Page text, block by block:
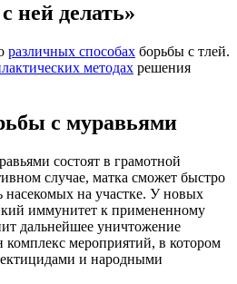
ней делать»
различных способах борьбы с тлей.
методах решения
с муравьями
состоят в грамотной
случае, матка сможет быстро
насекомых на участке. У новых
иммунитет к примененному
дальнейшее уничтожение
комплекс мероприятий, в котором
и народными